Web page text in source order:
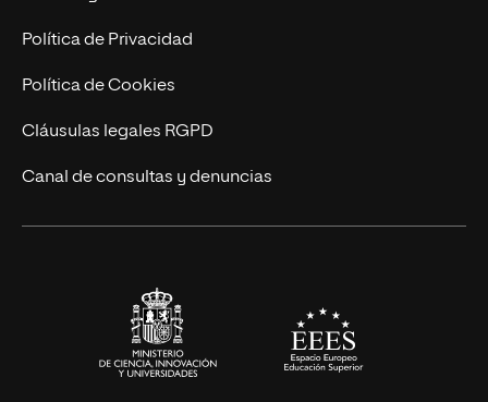
Marketing y Comunicación
Ingeniería
Diseño
Ciencias de la Salud
Política de Privacidad
Política de Cookies
Cláusulas legales RGPD
Canal de consultas y denuncias